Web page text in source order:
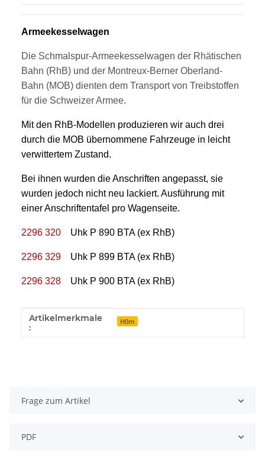
Armeekesselwagen
Die Schmalspur-Armeekesselwagen der Rhätischen
Bahn (RhB) und der Montreux-Berner Oberland-
Bahn (MOB) dienten dem Transport von Treibstoffen
für die Schweizer Armee.
Mit den RhB-Modellen produzieren wir auch drei
durch die MOB übernommene Fahrzeuge in leicht
verwittertem Zustand.
Bei ihnen wurden die Anschriften angepasst, sie
wurden jedoch nicht neu lackiert. Ausführung mit
einer Anschriftentafel pro Wagenseite.
2296 320 Uhk P 890 BTA (ex RhB)
2296 329 Uhk P 899 BTA (ex RhB)
2296 328 Uhk P 900 BTA (ex RhB)
Produkteigenschaft
Wert
Artikelmerkmale
:
H0m
Frage zum Artikel
PDF